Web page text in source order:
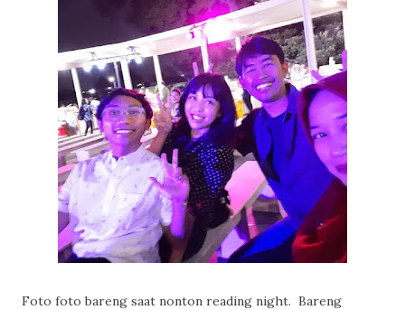
Foto foto bareng saat nonton reading night. Bareng